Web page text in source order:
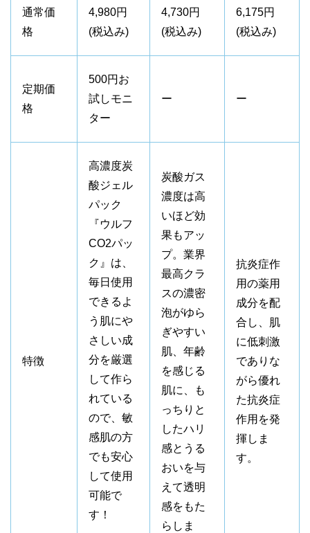
通常価
格
4,980円
(税込み)
4,730円
(税込み)
6,175円
(税込み)
定期価
格
500円お
試しモニ
ター
ー ー
特徴
高濃度炭
酸ジェル
パック
『ウルフ
CO2パッ
ク』は、
毎日使用
できるよ
う肌にや
さしい成
分を厳選
して作ら
れている
ので、敏
感肌の方
でも安心
して使用
可能で
す！
炭酸ガス
濃度は高
いほど効
果もアッ
プ。業界
最高クラ
スの濃密
泡がゆら
ぎやすい
肌、年齢
を感じる
肌に、も
っちりと
したハリ
感とうる
おいを与
えて透明
感をもた
らしま
抗炎症作
用の薬用
成分を配
合し、肌
に低刺激
でありな
がら優れ
た抗炎症
作用を発
揮しま
す。